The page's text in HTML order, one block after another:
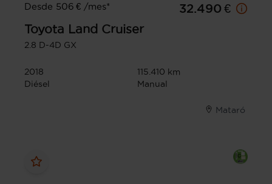
Desde 506 € /mes*
32.490 €
Toyota Land Cruiser
2.8 D-4D GX
2018
115.410 km
Diésel
Manual
Mataró